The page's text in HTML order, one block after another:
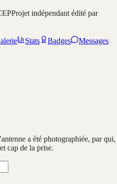
Projet indépendant édité par
Stats Badges
Messages
a été photographiée, par qui,
cap de la prise.